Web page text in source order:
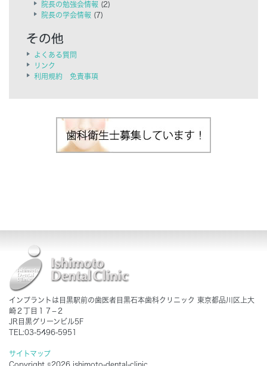
院長の勉強会情報 (2)
院長の学会情報 (7)
よくある質問
リンク
利用規約 免責事項
インプラントは目黒駅前の歯医者目黒石本歯科クリニック 東京都品川区上大
崎２丁目１７−２
JR目黒グリーンビル5F
TEL:03-5496-5951
サイトマップ
Copyright ©2026 ishimoto-dental-clinic